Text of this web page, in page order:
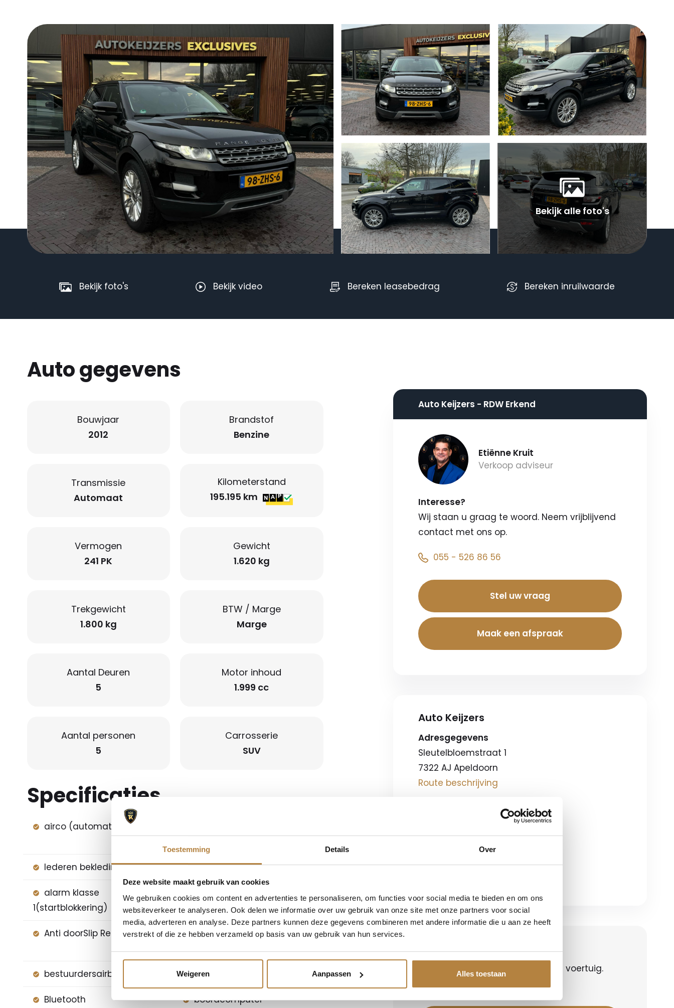
Toestemming Details Over
Deze website maakt gebruik van cookies
We gebruiken cookies om content en advertenties te personaliseren, om functies voor social media te bieden en om ons
websiteverkeer te analyseren. Ook delen we informatie over uw gebruik van onze site met onze partners voor social
media, adverteren en analyse. Deze partners kunnen deze gegevens combineren met andere informatie die u aan ze heeft
verstrekt of die ze hebben verzameld op basis van uw gebruik van hun services.
Weigeren Aanpassen Alles toestaan
Bekijk alle foto's
Bekijk foto's Bekijk video Bereken leasebedrag Bereken inruilwaarde
Auto gegevens
Bouwjaar
2012
Brandstof
Benzine
Transmissie
Automaat
Kilometerstand
195.195 km
Vermogen
241 PK
Gewicht
1.620 kg
Trekgewicht
1.800 kg
BTW / Marge
Marge
Aantal Deuren
5
Motor inhoud
1.999 cc
Aantal personen
5
Carrosserie
SUV
Specificaties
airco (automatisch)
lederen bekleding lichtmetalen velgen 19"
alarm klasse
1(startblokkering)
Anti Blokkeer Systeem
Anti doorSlip Regeling
audioinstallatie met CD-
speler
bestuurdersairbag bi-xenon koplampen
Bluetooth
boordcomputer
Auto Keijzers - RDW Erkend
Etiënne Kruit
Verkoop adviseur
Interesse?
Wij staan u graag te woord. Neem vrijblijvend
contact met ons op.
055 - 526 86 56
Stel uw vraag
Maak een afspraak
Auto Keijzers
Adresgegevens
Sleutelbloemstraat 1
7322 AJ Apeldoorn
Route beschrijving
Bereken uw leasebedrag
Bereken het leasebedrag voor dit voertuig.